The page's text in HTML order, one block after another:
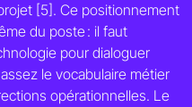
[5]. Ce positionnement
du poste : il faut
pour dialoguer
le vocabulaire métier
opérationnelles. Le